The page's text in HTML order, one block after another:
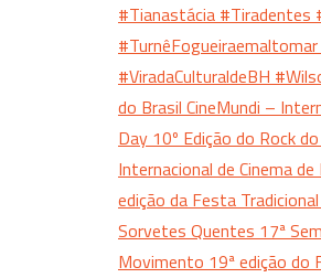
#Tianastácia #Tiradentes
#TurnêFogueiraemaltomar
#ViradaCulturaldeBH
do Brasil CineMundi –
Day 10º Edição do Rock
Internacional de Cinema
edição da Festa
Sorvetes Quentes 17ª
Movimento 19ª edição do